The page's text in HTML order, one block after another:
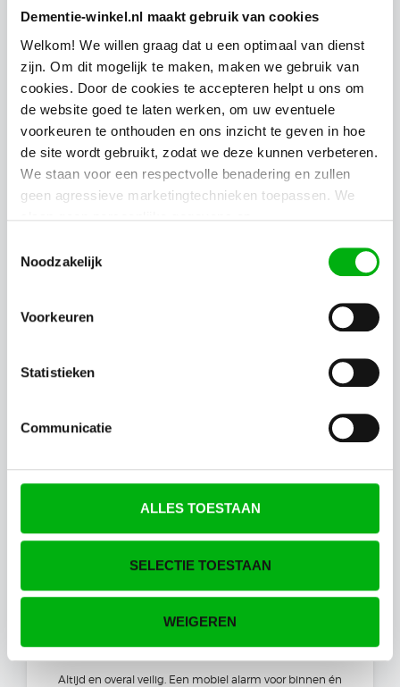
Dementie-winkel.nl maakt gebruik van cookies
Welkom! We willen graag dat u een optimaal van dienst
zijn. Om dit mogelijk te maken, maken we gebruik van
cookies. Door de cookies te accepteren helpt u ons om
de website goed te laten werken, om uw eventuele
voorkeuren te onthouden en ons inzicht te geven in hoe
de site wordt gebruikt, zodat we deze kunnen verbeteren.
We staan voor een respectvolle benadering en zullen
geen agressieve marketingtechnieken toepassen. We
Noodzakelijk
Voorkeuren
Statistieken
Communicatie
ALLES TOESTAAN
SELECTIE TOESTAAN
WEIGEREN
uw computer de locatie van de persoon die op pad is en
ontvang ingestelde meldingen.
€449,00
17%
dementie die de neiging hebben om ‘af te dwalen’ met
behulp van een app op je smartphone, tablet of computer
Wuzzi Alert 'Horloge Orion' - mobiel gps
alarm voor binnen en buiten.
Altijd en overal veilig. Een mobiel alarm voor binnen én